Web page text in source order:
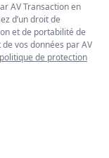
AV Transaction en
d’un droit de
et de portabilité de
vos données par AV
politique de protection